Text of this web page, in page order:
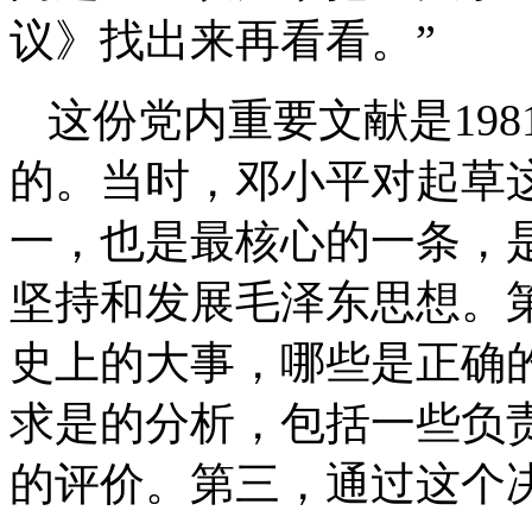
议》找出来再看看。”
这份党内重要文献是
的。当时，邓小平对起草
一，也是最核心的一条，
坚持和发展毛泽东思想。
史上的大事，哪些是正确
求是的分析，包括一些负
的评价。第三，通过这个